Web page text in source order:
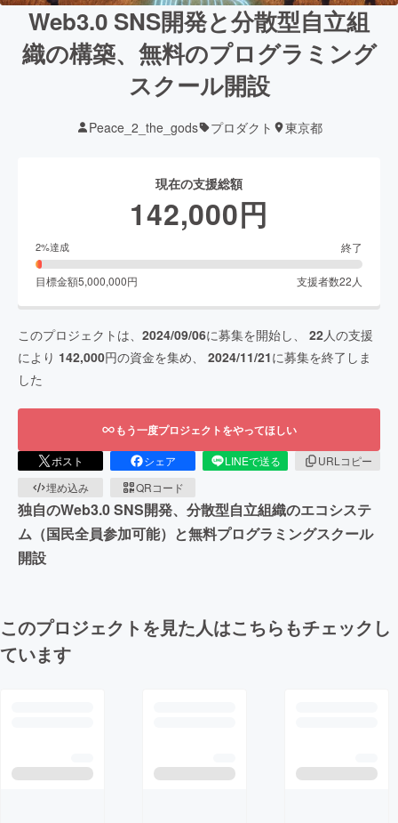
Web3.0 SNS開発と分散型自立組
織の構築、無料のプログラミング
スクール開設
Peace_2_the_gods プロダクト 東京都
現在の支援総額
142,000円
2%達成 終了
目標金額5,000,000円 支援者数22 人
このプロジェクトは、 2024/09/06に募集を開始し、 22人の支援
により 142,000円の資金を集め、 2024/11/21に募集を終了しま
した
もう一度プロジェクトをやってほしい
ポスト シェア LINEで送る
URLコピー
埋め込み
QRコード
独自のWeb3.0 SNS開発、分散型自立組織のエコシステ
ム（国民全員参加可能）と無料プログラミングスクール
開設
このプロジェクトを見た人はこちらもチェックし
ています